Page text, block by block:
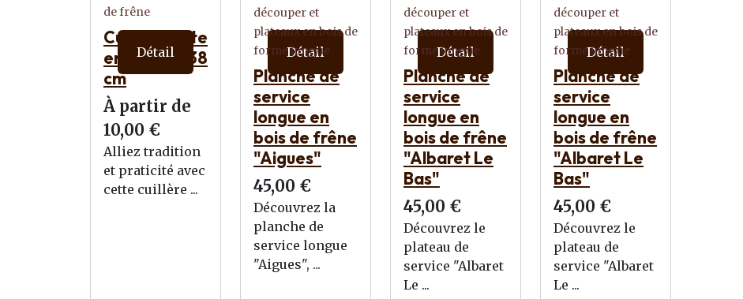
Détail
de frêne
Cuillère plate
en Frêne – 38
cm
À partir de
10,00 €
Alliez tradition
et praticité avec
cette cuillère ...
Détail
découper et
plateaux en bois de
forme longue
Planche de
service
longue en
bois de frêne
"Aigues"
45,00 €
Découvrez la
planche de
service longue
"Aigues", ...
Détail
découper et
plateaux en bois de
forme longue
Planche de
service
longue en
bois de frêne
"Albaret Le
Bas"
45,00 €
Découvrez le
plateau de
service "Albaret
Le ...
Détail
découper et
plateaux en bois de
forme longue
Planche de
service
longue en
bois de frêne
"Albaret Le
Bas"
45,00 €
Découvrez le
plateau de
service "Albaret
Le ...